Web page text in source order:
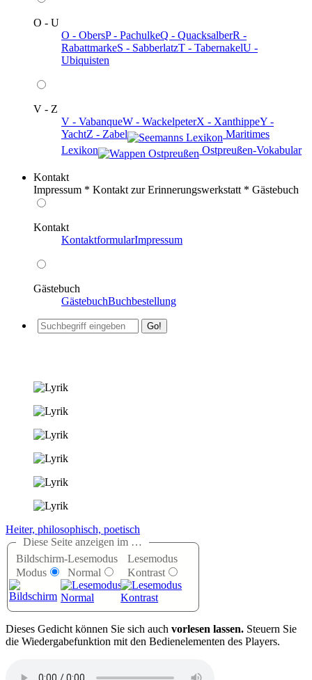
O - U
O - ObersP - PachulkeQ - QuacksalberR -
RabattmarkeS - SabberlatzT - TabernakelU -
Ubiquisten
V - Z
V - VabanqueW - WackelpeterX - XanthippeY -
YachtZ - Zabel
️ Maritimes
Lexikon
️ Ostpreußen-Vokabular
Kontakt
Impressum * Kontakt zur Erinnerungswerkstatt * Gästebuch
Kontakt
KontaktformularImpressum
Gästebuch
GästebuchBuchbestellung
Heiter, philosophisch, poetisch
Diese Seite anzeigen im …
Bildschirm-
Modus
Lesemodus
Normal
Lesemodus
Kontrast
Dieses Gedicht können Sie sich auch vorlesen lassen. Steuern Sie
die Wiedergabefunktion mit den Bedienelementen des Players.